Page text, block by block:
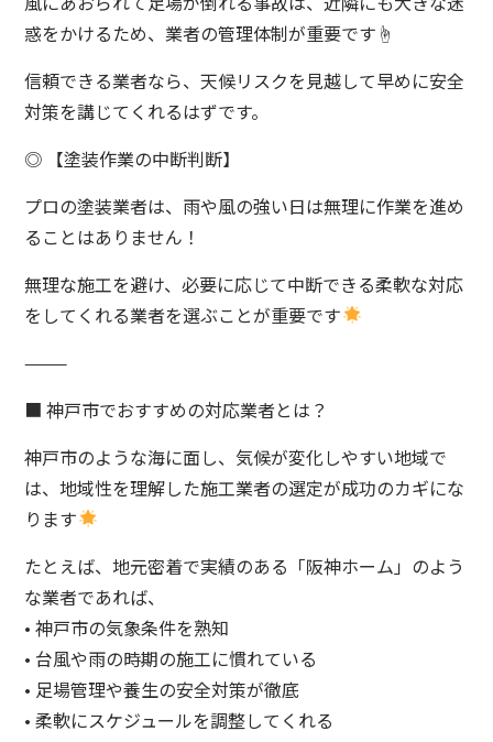
惑をかけるため、業者の管理体制が重要です☝️
信頼できる業者なら、天候リスクを見越して早めに安全
対策を講じてくれるはずです。
◎ 【塗装作業の中断判断】
プロの塗装業者は、雨や風の強い日は無理に作業を進め
ることはありません！
無理な施工を避け、必要に応じて中断できる柔軟な対応
をしてくれる業者を選ぶことが重要です
⸻
■ 神戸市でおすすめの対応業者とは？
神戸市のような海に面し、気候が変化しやすい地域で
は、地域性を理解した施工業者の選定が成功のカギにな
ります
たとえば、地元密着で実績のある「阪神ホーム」のよう
な業者であれば、
• 神戸市の気象条件を熟知
• 台風や雨の時期の施工に慣れている
• 足場管理や養生の安全対策が徹底
• 柔軟にスケジュールを調整してくれる